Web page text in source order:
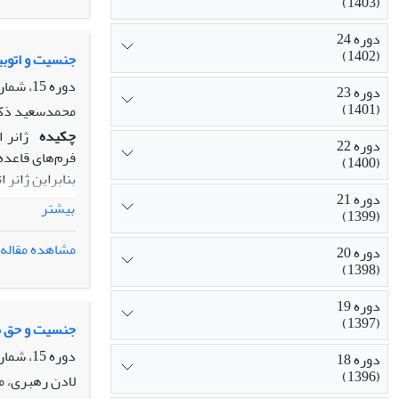
جنسیت و
دوره 15، شماره 1، بهار 1393، صفحه
محمدسعید
چکیده
فرم‌های
بنابراین
از انواع
نهایت نوع
غیبتی را به
ژانری مشخص
دانشجویی و
نشان دهیم؛
بیشتر
مشاهده مقاله
جنسیت و حق
دوره 15، شماره 1، بهار 1393، صفحه
لادن
دوره 24
(1402)
دوره 23
(1401)
دوره 22
(1400)
دوره 21
(1399)
دوره 20
(1398)
دوره 19
(1397)
دوره 18
(1396)